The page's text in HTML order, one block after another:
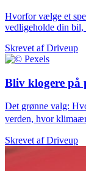
Hvorfor vælge et
vedligeholde din bil,
Skrevet afDriveup
Bliv klogere på
Det grønne valg:
verden, hvor
Skrevet afDriveup